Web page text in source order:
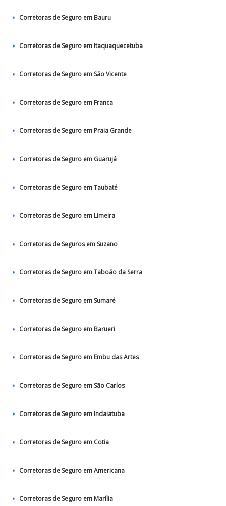
Corretoras de Seguro em Bauru
Corretoras de Seguro em Itaquaquecetuba
Corretoras de Seguro em São Vicente
Corretoras de Seguro em Franca
Corretoras de Seguro em Praia Grande
Corretoras de Seguro em Guarujá
Corretoras de Seguro em Taubaté‎
Corretoras de Seguro em Limeira
Corretoras de Seguros em Suzano
Corretoras de Seguro em Taboão da Serra
Corretoras de Seguro em Sumaré
Corretoras de Seguro em Barueri
Corretoras de Seguro em Embu das Artes
Corretoras de Seguro em São Carlos
Corretoras de Seguro em Indaiatuba
Corretoras de Seguro em Cotia
Corretoras de Seguro em Americana
Corretoras de Seguro em Marília